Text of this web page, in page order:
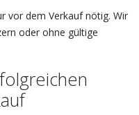
vor dem Verkauf nötig. Wir
oder ohne gültige